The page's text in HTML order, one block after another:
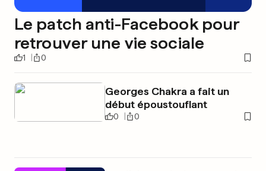
Le patch anti-Facebook pour
retrouver une vie sociale
1 0
Georges Chakra a fait un
début époustouflant
0 0